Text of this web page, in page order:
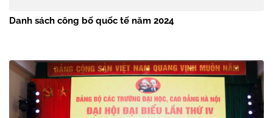
Danh sách công bố quốc tế năm 2024